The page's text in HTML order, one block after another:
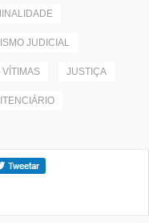
JUDICIAL
VÍTIMAS JUSTIÇA